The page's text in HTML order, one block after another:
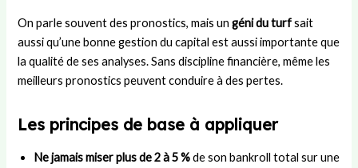
On parle souvent des pronostics, mais ungéni du turfsait
aussi qu’une bonne gestion du capital est aussi importante que
la qualité de ses analyses. Sans discipline financière, même les
meilleurs pronostics peuvent conduire à des pertes.
Les principes de base à appliquer
Ne jamais miser plus de 2 à 5 %de son bankroll total sur une